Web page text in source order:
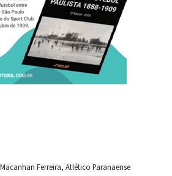
Ferreira, Atlético Paranaense